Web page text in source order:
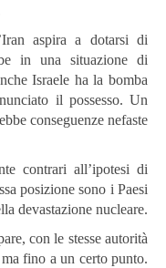
aspira a dotarsi di
in una situazione di
Israele ha la bomba
il possesso. Un
conseguenze nefaste
contrari all’ipotesi di
posizione sono i Paesi
devastazione nucleare.
con le stesse autorità
fino a un certo punto.